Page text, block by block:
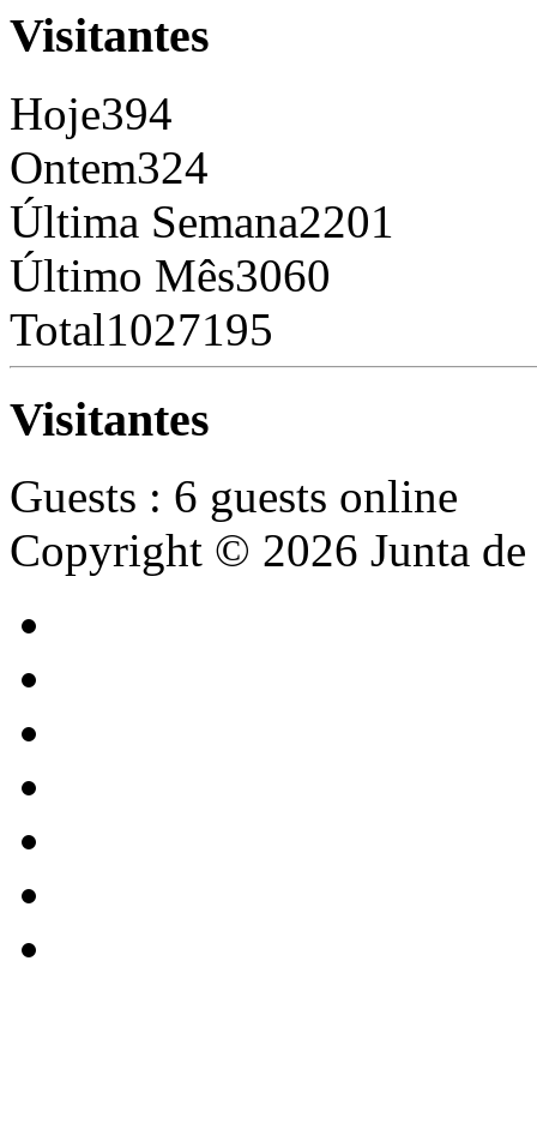
Visitantes
Hoje394
Ontem324
Última Semana2201
Último Mês3060
Total1027195
Visitantes
Guests : 6 guests online
Copyright © 2026 Junta de